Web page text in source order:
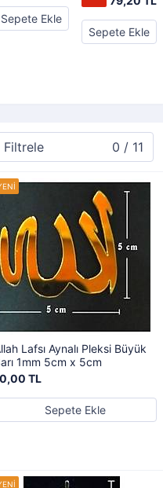
Sepete Ekle
Sepete Ekle
Filtrele 0 / 11
Lafsı Aynalı Pleksi Büyük
1mm 5cm x 5cm
TL
Sepete Ekle